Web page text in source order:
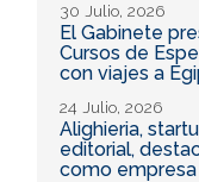
30 Julio, 2026
El Gabinete
Cursos de
con viajes a
24 Julio, 2026
Alighieria,
editorial,
como